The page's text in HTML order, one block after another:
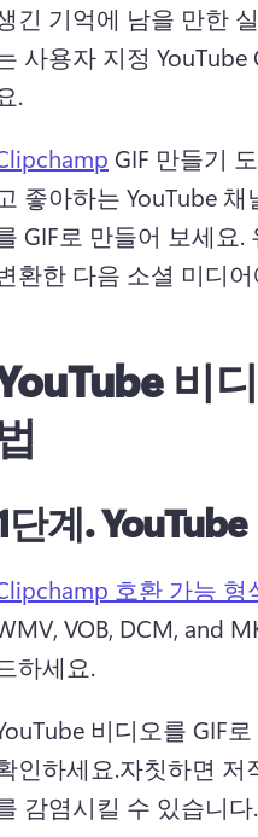
긴 기억에 남을 만한
사용자 지정
.
GIF 만들기
좋아하는 YouTube
GIF로 만들어 보세요.
환한 다음 소셜 미디
비
법
단계.
호환 가능 형
VOB, DCM, and
하세요.
비디오를 GIF
인하세요.자칫하면 저
감염시킬 수 있습니다.